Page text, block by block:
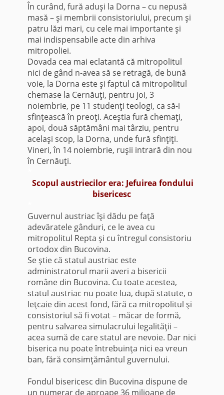
În curând, fură aduşi la Dorna – cu nepusă
masă – şi membrii consistoriului, precum şi
patru lăzi mari, cu cele mai importante şi
mai indispensabile acte din arhiva
mitropoliei.
Dovada cea mai eclatantă că mitropolitul
nici de gând n-avea să se retragă, de bună
voie, la Dorna este şi faptul că mitropolitul
chemase la Cernăuţi, pentru joi, 3
noiembrie, pe 11 studenţi teologi, ca să-i
sfinţească în preoţi. Aceştia fură chemaţi,
apoi, două săptămâni mai târziu, pentru
acelaşi scop, la Dorna, unde fură sfinţiţi.
Vineri, în 14 noiembrie, ruşii intrară din nou
în Cernăuţi.
Scopul austriecilor era: Jefuirea fondului
bisericesc
Guvernul austriac îşi dădu pe faţă
adevăratele gânduri, ce le avea cu
mitropolitul Repta şi cu întregul consistoriu
ortodox din Bucovina.
Se ştie că statul austriac este
administratorul marii averi a bisericii
române din Bucovina. Cu toate acestea,
statul austriac nu poate lua, după statute, o
leţcaie din acest fond, fără ca mitropolitul şi
consistoriul să fi votat – măcar de formă,
pentru salvarea simulacrului legalităţii –
acea sumă de care statul are nevoie. Dar nici
biserica nu poate întrebuinţa nici ea vreun
ban, fără consimţământul guvernului.
Fondul bisericesc din Bucovina dispune de
un numerar de aproape 36 milioane de